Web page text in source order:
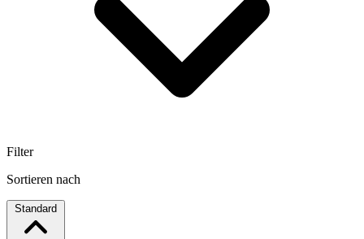
Filter
Sortieren nach
Standard